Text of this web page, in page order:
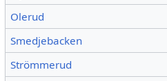
Olerud
Smedjebacken
Strömmerud